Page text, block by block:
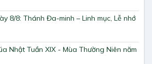
8/8: Thánh Đa-minh – Linh mục, Lễ nhớ
Nhật Tuần XIX - Mùa Thường Niên năm